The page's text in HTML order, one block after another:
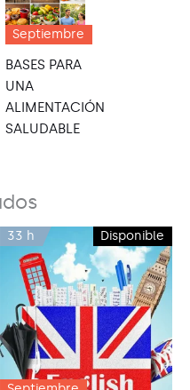
Septiembre
BASES PARA
UNA
ALIMENTACIÓN
SALUDABLE
33 h Disponible